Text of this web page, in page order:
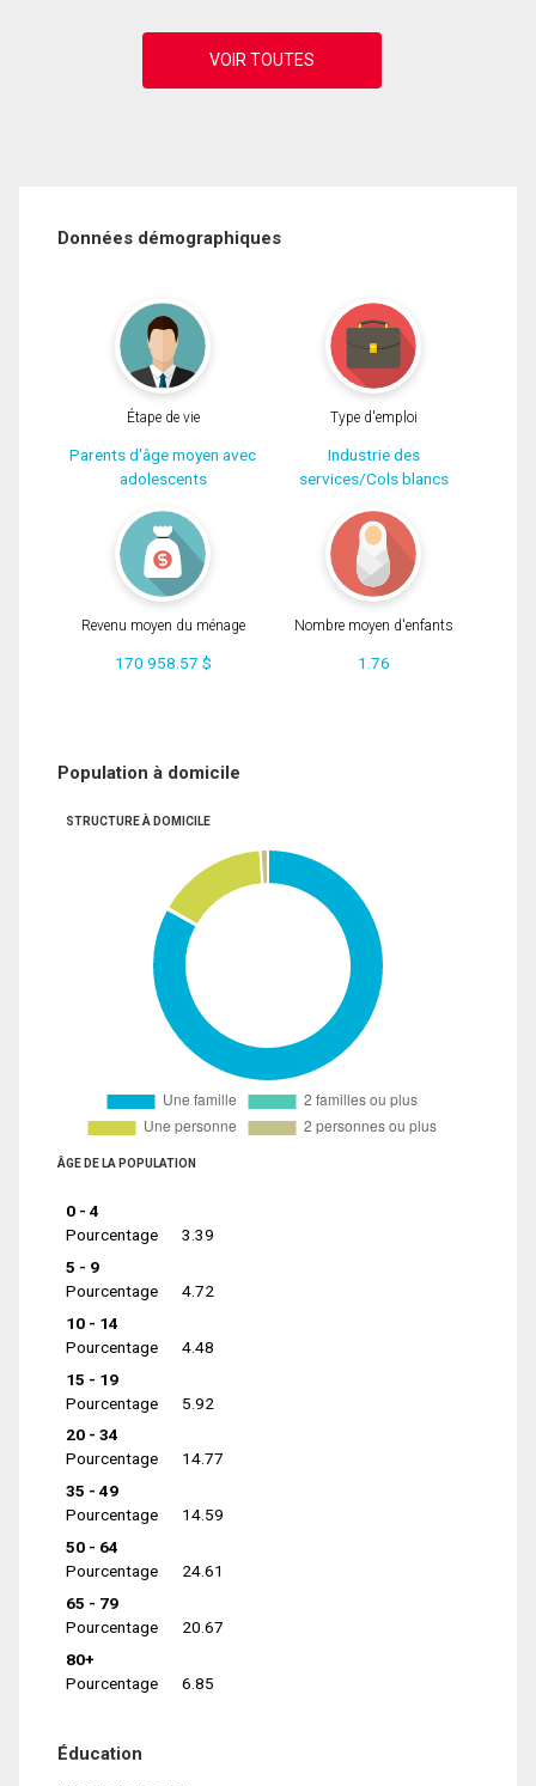
Données démographiques
Étape de vie
Parents d'âge moyen avec
adolescents
Type d'emploi
Industrie des
services/Cols blancs
Revenu moyen du ménage
170 958.57 $
Nombre moyen d'enfants
1.76
Population à domicile
STRUCTURE À DOMICILE
ÂGE DE LA POPULATION
0 - 4
Pourcentage
3.39
5 - 9
Pourcentage
4.72
10 - 14
Pourcentage
4.48
15 - 19
Pourcentage
5.92
20 - 34
Pourcentage
14.77
35 - 49
Pourcentage
14.59
50 - 64
Pourcentage
24.61
65 - 79
Pourcentage
20.67
80+
Pourcentage
6.85
Éducation